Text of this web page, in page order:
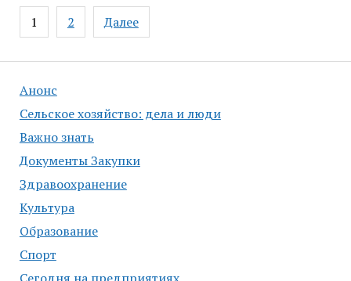
Анонс
Сельское хозяйство: дела и люди
Важно знать
Документы Закупки
Здравоохранение
Культура
Образование
Спорт
Навигация
по
1 2 Далее